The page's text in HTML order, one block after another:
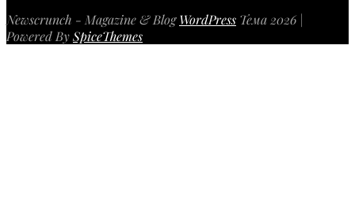
Newscrunch - Magazine & BlogWordPress Тема 2026 |
Powered BySpiceThemes